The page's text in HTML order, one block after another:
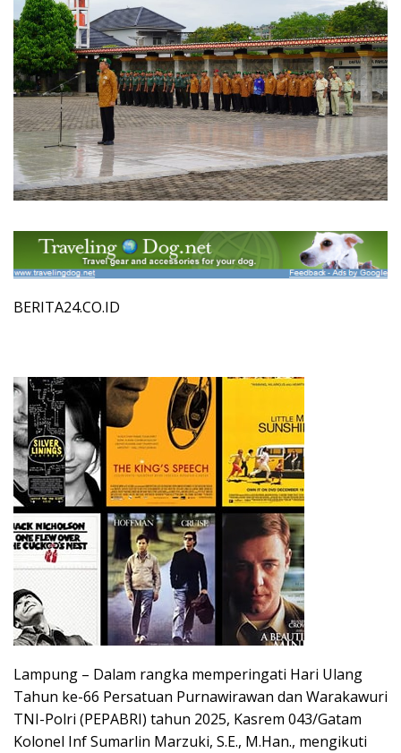
BERITA24.CO.ID
Lampung – Dalam rangka memperingati Hari Ulang
Tahun ke-66 Persatuan Purnawirawan dan Warakawuri
TNI-Polri (PEPABRI) tahun 2025, Kasrem 043/Gatam
Kolonel Inf Sumarlin Marzuki, S.E., M.Han., mengikuti